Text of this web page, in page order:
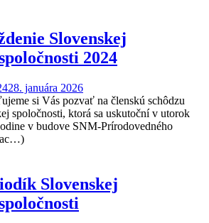
Slovenskej
2024
28. januára 2026
si Vás pozvať na členskú schôdzu
spoločnosti, ktorá sa uskutoční v utorok
v budove SNM-Prírodovedného
Slovenskej